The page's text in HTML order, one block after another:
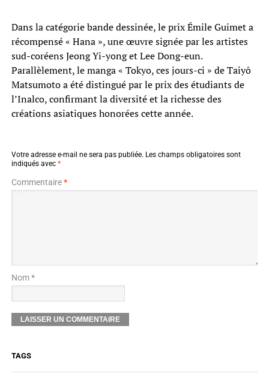
Dans la catégorie bande dessinée, le prix Émile Guimet a
récompensé « Hana », une œuvre signée par les artistes
sud-coréens Jeong Yi-yong et Lee Dong-eun.
Parallèlement, le manga « Tokyo, ces jours-ci » de Taiyô
Matsumoto a été distingué par le prix des étudiants de
l’Inalco, confirmant la diversité et la richesse des
créations asiatiques honorées cette année.
Votre adresse e-mail ne sera pas publiée. Les champs obligatoires sont
indiqués avec *
Commentaire*
Nom *
TAGS